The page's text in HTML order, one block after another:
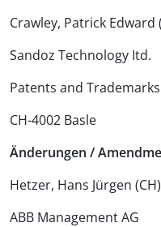
Crawley, Patrick Edward
Sandoz Technology Itd.
Patents and
CH-4002 Basle
Änderungen /
Hetzer, Hans Jürgen (CH)
ABB Management AG